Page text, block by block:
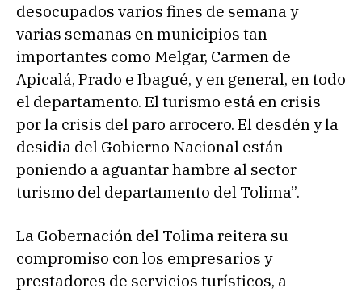
desocupados varios fines de semana y
varias semanas en municipios tan
importantes como Melgar, Carmen de
Apicalá, Prado e Ibagué, y en general, en todo
el departamento. El turismo está en crisis
por la crisis del paro arrocero. El desdén y la
desidia del Gobierno Nacional están
poniendo a aguantar hambre al sector
turismo del departamento del Tolima”.
La Gobernación del Tolima reitera su
compromiso con los empresarios y
prestadores de servicios turísticos, a